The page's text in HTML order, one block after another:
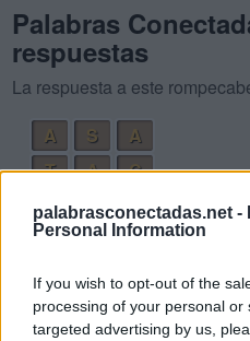
palabrasconectadas.net -
Personal Information
If you wish to opt-out of the
processing of your personal
targeted advertising by us,
Palabras
respuestas
La respuesta a este
A
S
A
T
A
C
C
A S
A
S
A C
A
T
A S
A
A
T A C A